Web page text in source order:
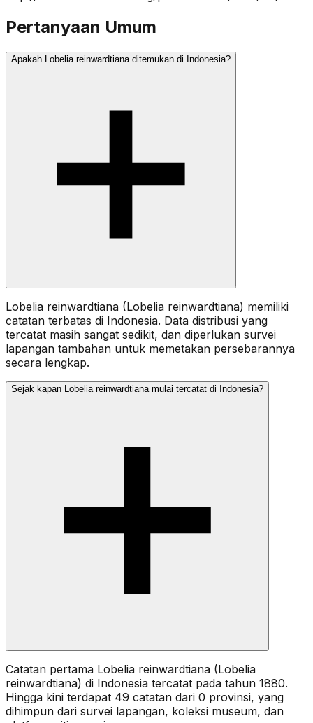
Pertanyaan Umum
Apakah Lobelia reinwardtiana ditemukan di Indonesia?
Lobelia reinwardtiana (Lobelia reinwardtiana) memiliki
catatan terbatas di Indonesia. Data distribusi yang
tercatat masih sangat sedikit, dan diperlukan survei
lapangan tambahan untuk memetakan persebarannya
secara lengkap.
Sejak kapan Lobelia reinwardtiana mulai tercatat di Indonesia?
Catatan pertama Lobelia reinwardtiana (Lobelia
reinwardtiana) di Indonesia tercatat pada tahun 1880.
Hingga kini terdapat 49 catatan dari 0 provinsi, yang
dihimpun dari survei lapangan, koleksi museum, dan